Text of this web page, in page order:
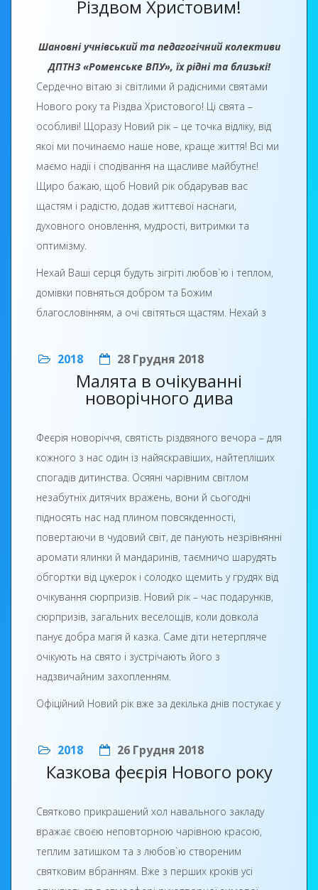
Різдвом Христовим!
Шановні учнівський та педагогічний колективи
ДПТНЗ «Роменське ВПУ», їх рідні та близькі!
Сердечно вітаю зі світлими й радісними святами
Нового року та Різдва Христового! Ці свята –
особливі! Щоразу Новий рік – це точка відліку, від
якої ми починаємо наше нове, краще життя! Всі ми
маємо надії і сподівання на щасливе майбутнє!
Щиро бажаю, щоб Новий рік обдарував вас
щастям і радістю, додав життєвої наснаги,
духовного оновлення, мудрості, витримки та
оптимізму.
Нехай Ваші серця будуть зігріті любов`ю і теплом,
домівки повняться добром та Божим
благословінням, а очі світяться щастям. Нехай з
турботи та негаразди, а Новий - 2019 рік буде
щедрим на цікаві плани, нові досягнення та
професійні перемоги.
серцях вогонь віри та любові, надії та оптимізму,
наснаги та невичерпної енергії ! Нехай Рік новий
буде для Вас багатим на добро, щедрим на успіхи і
вдачі, везіння.
Веселих вам колядок, щедрих подарунків,
примноження добрих справ та значного
продовження життя! Хай щастить в усіх
починаннях, благословенною буде життєва
дорога, прихильною доля, твердою надія й
незламною воля на добрії діла.
Дай Боже Вам любові і тепла,
Добра в сім`ї і затишку в оселі,
Щоб щастя світла музика текла
Хай здійснює бажання рік Новий,
Училище хай наше процвітає,
З чудовим святом, радості і мрій
Я щиро і сердечно всіх вітаю!
З повагою, директор ДПТНЗ «Роменське ВПУ»
2018 28 Грудня 2018
Малята в очікуванні
новорічного дива
Феєрія новоріччя, святість різдвяного вечора – для
кожного з нас один із найяскравіших, найтепліших
спогадів дитинства. Осяяні чарівним світлом
незабутніх дитячих вражень, вони й сьогодні
підносять нас над плином повсякденності,
повертаючи в чудовий світ, де панують незрівнянні
аромати ялинки й мандаринів, таємничо шарудять
обгортки від цукерок і солодко щемить у грудях від
очікування сюрпризів. Новий рік – час подарунків,
сюрпризів, загальних веселощів, коли довкола
панує добра магія й казка. Саме діти нетерпляче
очікують на свято і зустрічають його з
надзвичайним захопленням.
Офіційний Новий рік вже за декілька днів постукає у
нашого міста, казкова пора вже настала. 28 грудня
2018 року за гарною традицією напередодні
Нового року для дітей та онуків працівників ДПТНЗ
2018 26 Грудня 2018
Казкова феєрія Нового року
Святково прикрашений хол навального закладу
вражає своєю неповторною чарівною красою,
теплим затишком та з любов`ю створеним
святковим вбранням. Вже з перших кроків усі